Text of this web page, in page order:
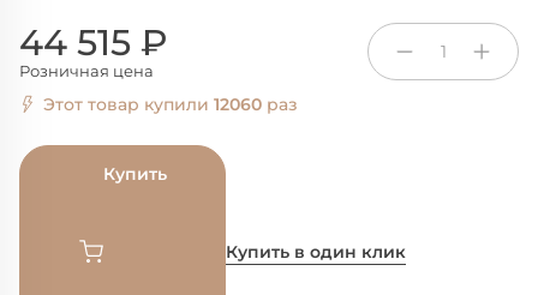
44 515 ₽
Розничная цена
1
Этот товар купили 12060 раз
Купить
Купить в один клик